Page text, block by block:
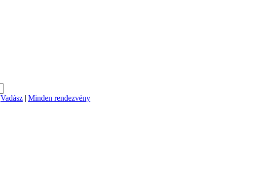
Vadász | Minden rendezvény